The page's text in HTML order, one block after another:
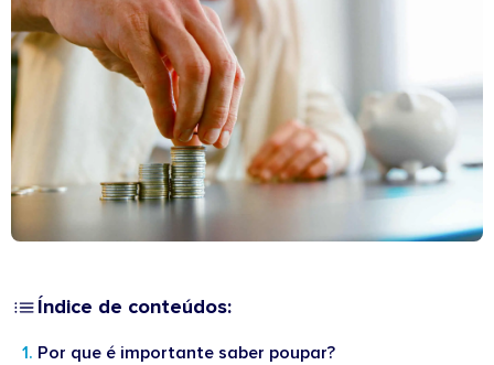
Índice de conteúdos:
Por que é importante saber poupar?